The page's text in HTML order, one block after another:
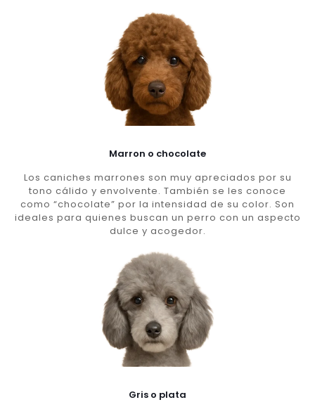
Marron o chocolate
Los caniches marrones son muy apreciados por su
tono cálido y envolvente. También se les conoce
como “chocolate” por la intensidad de su color. Son
ideales para quienes buscan un perro con un aspecto
dulce y acogedor.
Gris o plata